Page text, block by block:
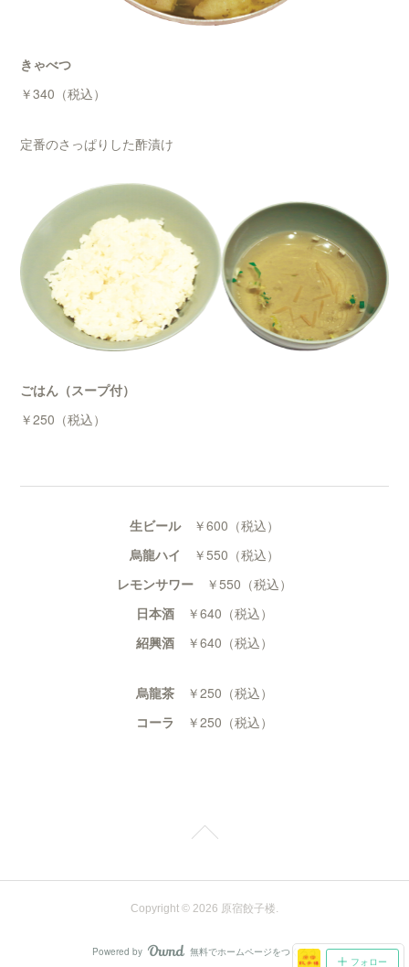
きゃべつ
￥340（税込）
定番のさっぱりした酢漬け
ごはん（スープ付）
￥250（税込）
生ビール
￥600（税込）
烏龍ハイ ￥550（税込）
レモンサワー
￥550（税込）
日本酒 ￥640（税込）
紹興酒 ￥640（税込）
烏龍茶 ￥250（税込）
コーラ ￥250（税込）
フォロー
Copyright © 2026 原宿餃子楼.
Powered by AmebaOwnd
無料でホームページをつくろう